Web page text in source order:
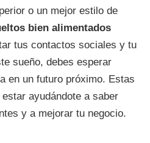
o un mejor estilo de
bien alimentados
tus contactos sociales y tu
sueño, debes esperar
en un futuro próximo. Estas
ayudándote a saber
y a mejorar tu negocio.